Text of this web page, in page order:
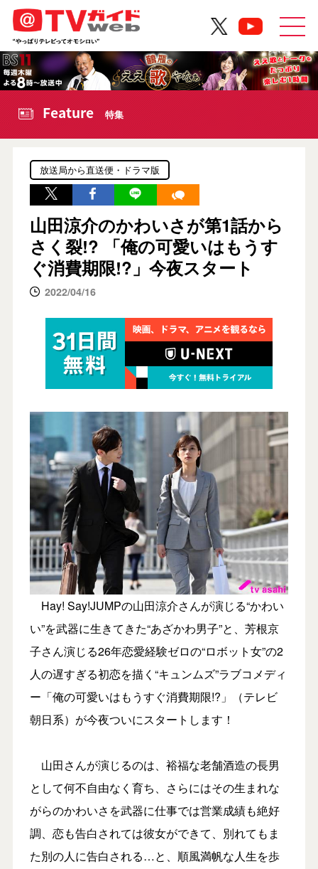
Feature 特集
放送局から直送便・ドラマ版
山田涼介のかわいさが第1話から
さく裂!? 「俺の可愛いはもうす
ぐ消費期限!?」今夜スタート
2022/04/16
Hay! Say!JUMPの山田涼介さんが演じる“かわい
い”を武器に生きてきた“あざかわ男子”と、芳根京
子さん演じる26年恋愛経験ゼロの“ロボット女”の2
人の遅すぎる初恋を描く“キュンムズ”ラブコメディ
ー「俺の可愛いはもうすぐ消費期限!?」（テレビ
朝日系）が今夜ついにスタートします！
山田さんが演じるのは、裕福な老舗酒造の長男
として何不自由なく育ち、さらにはその生まれな
がらのかわいさを武器に仕事では営業成績も絶好
調、恋も告白されては彼女ができて、別れてもま
た別の人に告白される…と、順風満帆な人生を歩